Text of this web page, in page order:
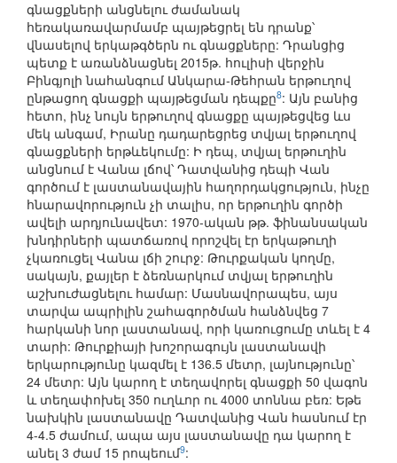
գնացքների անցնելու ժամանակ
հեռակառավարմամբ պայթեցրել են դրանք՝
վնասելով երկաթգծերն ու գնացքները: Դրանցից
պետք է առանձնացնել 2015թ. հուլիսի վերջին
Բինգյոլի նահանգում Անկարա-Թեհրան երթուղով
ընթացող գնացքի պայթեցման դեպքը8: Այն բանից
հետո, ինչ նույն երթուղով գնացքը պայթեցվեց ևս
մեկ անգամ, Իրանը դադարեցրեց տվյալ երթուղով
գնացքների երթևեկումը: Ի դեպ, տվյալ երթուղին
անցնում է Վանա լճով՝ Դատվանից դեպի Վան
գործում է լաստանավային հաղորդակցություն, ինչը
հնարավորություն չի տալիս, որ երթուղին գործի
ավելի արդյունավետ: 1970-ական թթ. ֆինանսական
խնդիրների պատճառով որոշվել էր երկաթուղի
չկառուցել Վանա լճի շուրջ: Թուրքական կողմը,
սակայն, քայլեր է ձեռնարկում տվյալ երթուղին
աշխուժացնելու համար: Մասնավորապես, այս
տարվա ապրիլին շահագործման հանձնվեց 7
հարկանի նոր լաստանավ, որի կառուցումը տևել է 4
տարի: Թուրքիայի խոշորագույն լաստանավի
երկարությունը կազմել է 136.5 մետր, լայնությունը՝
24 մետր: Այն կարող է տեղավորել գնացքի 50 վագոն
և տեղափոխել 350 ուղևոր ու 4000 տոննա բեռ: Եթե
նախկին լաստանավը Դատվանից Վան հասնում էր
4-4.5 ժամում, ապա այս լաստանավը դա կարող է
անել 3 ժամ 15 րոպեում9: